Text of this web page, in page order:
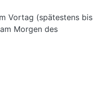
Vortag (spätestens bis
Morgen des